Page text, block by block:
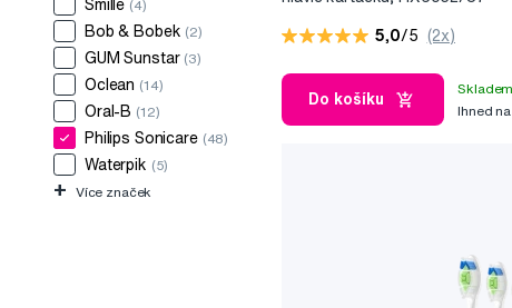
Smille (4)
Bob & Bobek (2)
GUM Sunstar (3)
Oclean (14)
Oral-B (12)
Philips Sonicare (48)
Waterpik (5)
+ Více značek
5,0/5 (2x)
Do košíku
Ihned